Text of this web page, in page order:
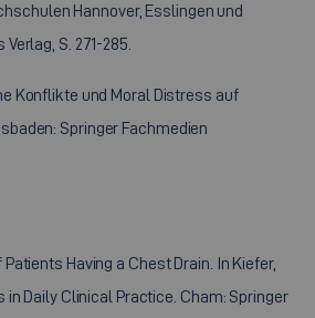
Hannover, Esslingen und
S. 271-285.
Konflikte und Moral Distress auf
Springer Fachmedien
Patients Having a Chest Drain. In Kiefer,
in Daily Clinical Practice. Cham: Springer